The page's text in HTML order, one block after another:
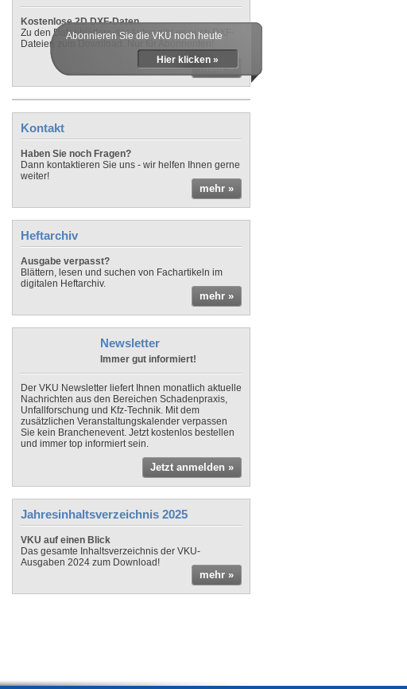
Kostenlose 2D DXF-Daten
Zu den Datenblättern der Autos gibt es auch DXF-
Dateien zum Download. Nur für Abonnenten!
mehr »
Abonnieren Sie die VKU noch heute
Hier klicken »
Kontakt
Haben Sie noch Fragen?
Dann kontaktieren Sie uns - wir helfen Ihnen gerne
weiter!
mehr »
Heftarchiv
Ausgabe verpasst?
Blättern, lesen und suchen von Fachartikeln im
digitalen Heftarchiv.
mehr »
Newsletter
Immer gut informiert!
Der VKU Newsletter liefert Ihnen monatlich aktuelle
Nachrichten aus den Bereichen Schadenpraxis,
Unfallforschung und Kfz-Technik. Mit dem
zusätzlichen Veranstaltungskalender verpassen
Sie kein Branchenevent. Jetzt kostenlos bestellen
und immer top informiert sein.
Jetzt anmelden »
Jahresinhaltsverzeichnis 2025
VKU auf einen Blick
Das gesamte Inhaltsverzeichnis der VKU-
Ausgaben 2024 zum Download!
mehr »